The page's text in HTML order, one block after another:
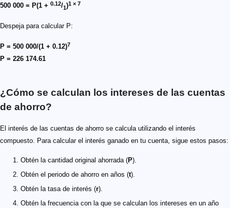
500 000 = P(1 + 0.12/1)1 × 7
Despeja para calcular P:
P = 500 000/(1 + 0.12)7
P = 226 174.61
¿Cómo se calculan los intereses de las cuentas
de ahorro?
El interés de las cuentas de ahorro se calcula utilizando el interés
compuesto. Para calcular el interés ganado en tu cuenta, sigue estos pasos:
Obtén la cantidad original ahorrada (P).
Obtén el periodo de ahorro en años (t).
Obtén la tasa de interés (r).
Obtén la frecuencia con la que se calculan los intereses en un año